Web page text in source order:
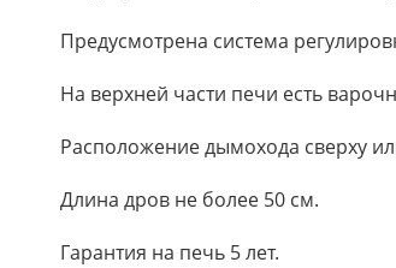
Предусмотрена система
На верхней части печи есть
Расположение дымохода сверху
Длина дров не более 50 см.
Гарантия на печь 5 лет.